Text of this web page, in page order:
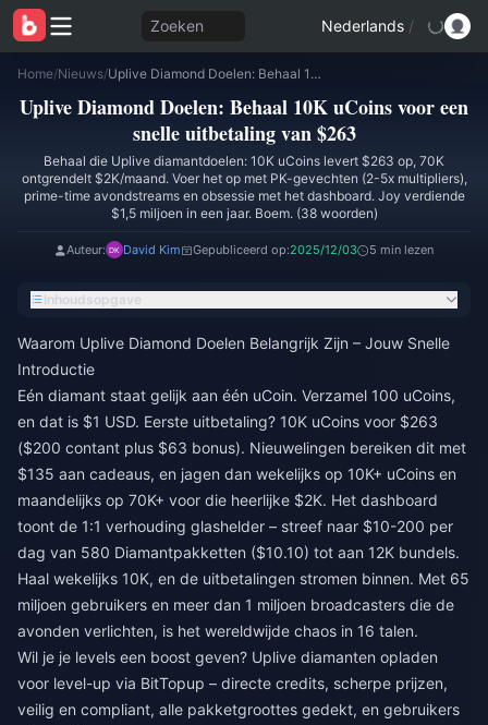
Zoeken Nederlands /
Home/Nieuws/ Uplive Diamond Doelen: Behaal 10K uCoins voor een snelle uitbetaling van $263
Uplive Diamond Doelen: Behaal 10K uCoins voor een
snelle uitbetaling van $263
Behaal die Uplive diamantdoelen: 10K uCoins levert $263 op, 70K
ontgrendelt $2K/maand. Voer het op met PK-gevechten (2-5x multipliers),
prime-time avondstreams en obsessie met het dashboard. Joy verdiende
$1,5 miljoen in een jaar. Boem. (38 woorden)
Auteur: David Kim Gepubliceerd op:2025/12/03 5 min lezen
Inhoudsopgave
Waarom Uplive Diamond Doelen Belangrijk Zijn – Jouw Snelle
Introductie
Eén diamant staat gelijk aan één uCoin. Verzamel 100 uCoins,
en dat is $1 USD. Eerste uitbetaling? 10K uCoins voor $263
($200 contant plus $63 bonus). Nieuwelingen bereiken dit met
$135 aan cadeaus, en jagen dan wekelijks op 10K+ uCoins en
maandelijks op 70K+ voor die heerlijke $2K. Het dashboard
toont de 1:1 verhouding glashelder – streef naar $10-200 per
dag van 580 Diamantpakketten ($10.10) tot aan 12K bundels.
Haal wekelijks 10K, en de uitbetalingen stromen binnen. Met 65
miljoen gebruikers en meer dan 1 miljoen broadcasters die de
avonden verlichten, is het wereldwijde chaos in 16 talen.
Wil je je levels een boost geven? Uplive diamanten opladen
voor level-up via BitTopup – directe credits, scherpe prijzen,
veilig en compliant, alle pakketgroottes gedekt, en gebruikers